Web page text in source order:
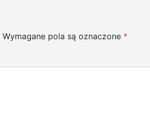
Wymagane pola są oznaczone *